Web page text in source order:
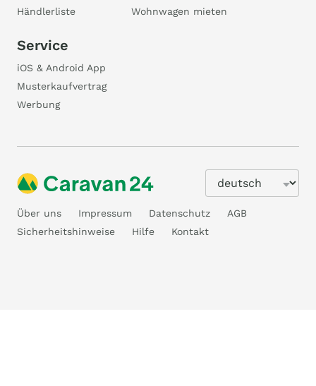
Händlerliste
Wohnwagen mieten
Service
iOS & Android App
Musterkaufvertrag
Werbung
Über uns Impressum Datenschutz
AGB
Sicherheitshinweise
Hilfe Kontakt